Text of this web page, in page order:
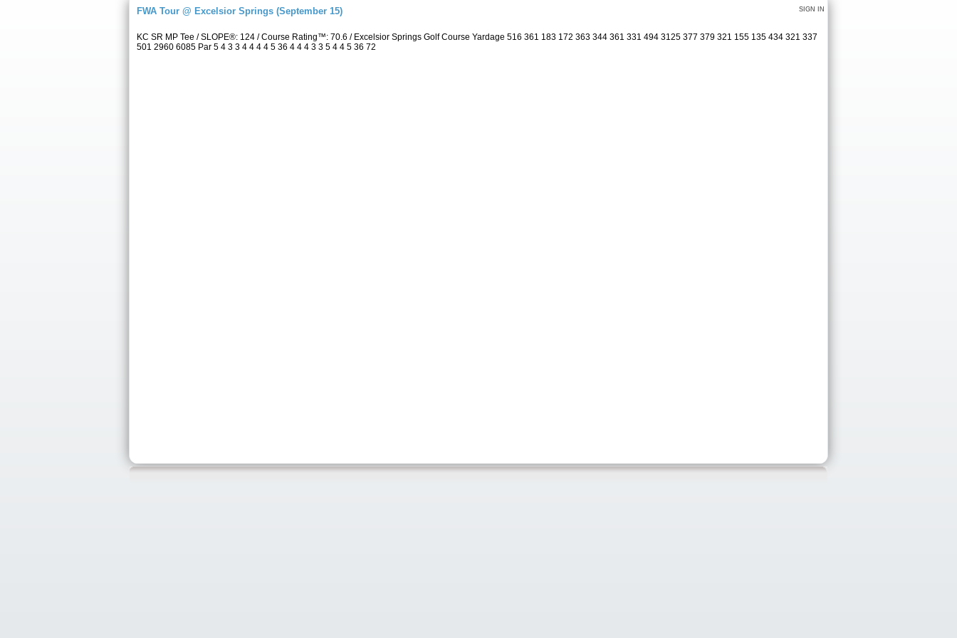
SIGN IN
FWA Tour @ Excelsior Springs (September 15)
KC SR MP Tee / SLOPE®: 124 / Course Rating™: 70.6 / Excelsior Springs Golf Course Yardage 516 361 183 172 363 344 361 331 494 3125 377 379 321 155 135 434 321 337
501 2960 6085 Par 5 4 3 3 4 4 4 4 5 36 4 4 4 3 3 5 4 4 5 36 72